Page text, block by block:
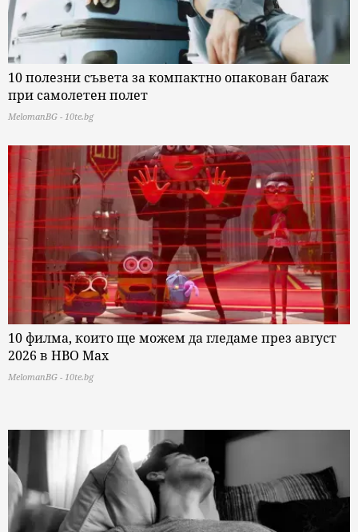
10 полезни съвета за компактно опакован багаж
при самолетен полет
MelomanBG - 10te.bg
10 филма, които ще можем да гледаме през август
2026 в HBO Max
MelomanBG - 10te.bg